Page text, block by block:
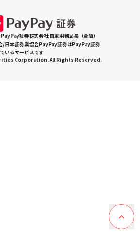
証券株式会社 関東財務局長（金商）
/日本証券業協会PayPay証券はPayPay証券
いるサービスです
Corporation. All Rights Reserved.